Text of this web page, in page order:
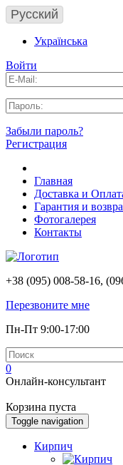
Русский
Українська
Войти
Забыли пароль?
Регистрация
Главная
Доставка и
Гарантия и
Фотогалерея
Контакты
+38 (095) 008-58-16,
Перезвоните мне
Пн-Пт 9:00-17:00
0
Онлайн-консультант
Корзина пуста
Toggle navigation
Кирпич